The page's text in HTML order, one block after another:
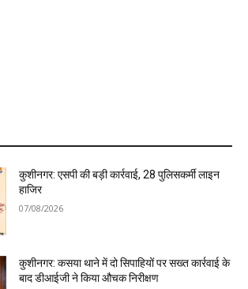
कुशीनगर: एसपी की बड़ी कार्रवाई, 28 पुलिसकर्मी लाइन
हाजिर
07/08/2026
कुशीनगर: कसया थाने में दो सिपाहियों पर सख्त कार्रवाई के
बाद डीआईजी ने किया औचक निरीक्षण